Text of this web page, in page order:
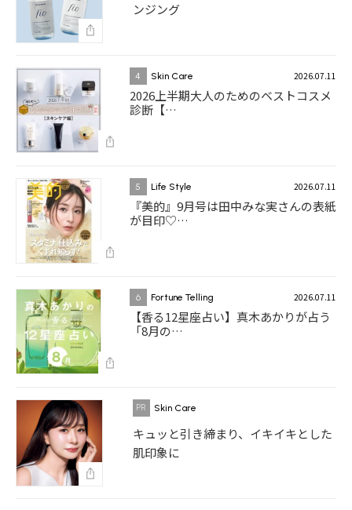
ンジング
4 Skin Care 2026.07.11
2026上半期大人のためのベストコスメ
診断【…
5 Life Style 2026.07.11
『美的』9月号は田中みな実さんの表紙
が目印♡…
6 Fortune Telling 2026.07.11
【香る12星座占い】真木あかりが占う
「8月の…
Skin Care
キュッと引き締まり、イキイキとした
肌印象に